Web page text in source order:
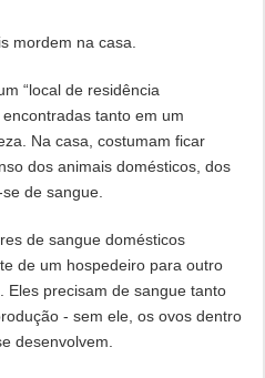
mordem na casa.
“local de residência
tanto em um
Na casa, costumam ficar
dos animais domésticos, dos
de sangue.
de sangue domésticos
de um hospedeiro para outro
Eles precisam de sangue tanto
- sem ele, os ovos dentro
desenvolvem.